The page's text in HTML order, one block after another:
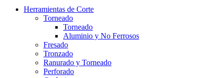
Herramientas de Corte
Torneado
Torneado
Aluminio y No Ferrosos
Fresado
Tronzado
Ranurado y Torneado
Perforado